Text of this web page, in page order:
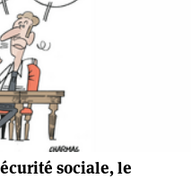
sociale, le